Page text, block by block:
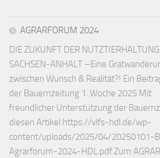
AGRARFORUM 2024
DIE ZUKUNFT DER
SACHSEN-ANHALT –Eine
zwischen Wunsch & Realität?! Ein
der Bauernzeitung 1. Woche 2025 Mit
freundlicher Unterstützung der
diesen Artikel https://vlfs-hdl.de/wp-
content/uploads/2025/04/20250101-
Agrarforum-2024-HDL.pdf Zum